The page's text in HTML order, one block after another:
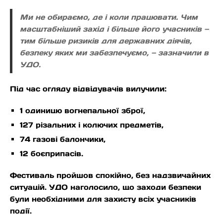
Ми не обираємо, де і коли працювати. Чим
масштабніший захід і більше його учасників —
тим більше ризиків для державних діячів,
безпеку яких ми забезпечуємо, — зазначили в
УДО.
Під час огляду відвідувачів вилучили:
1 одиницю вогнепальної зброї,
127 різальних і колючих предметів,
74 газові балончики,
12 боєприпасів.
Фестиваль пройшов спокійно, без надзвичайних
ситуацій. УДО наголосило, що заходи безпеки
були необхідними для захисту всіх учасників
події.